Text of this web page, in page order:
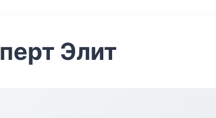
Элит